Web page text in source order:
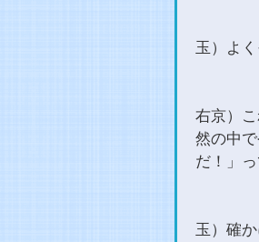
玉）よ
右京）
然の中
だ！」
玉）確